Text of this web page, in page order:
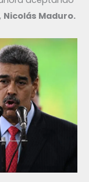
, Nicolás Maduro.